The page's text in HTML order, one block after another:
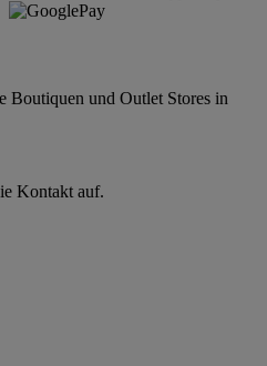
Boutiquen und Outlet Stores in
Kontakt auf.